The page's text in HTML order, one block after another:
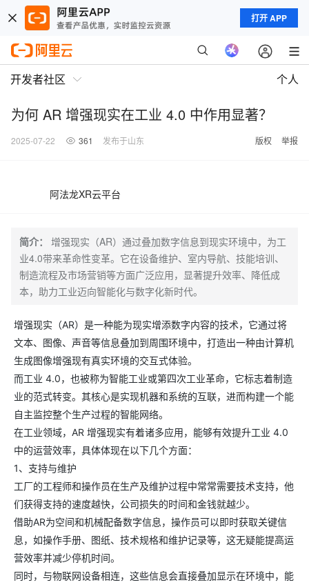
打开 APP
开发者社区 个人
为何 AR 增强现实在工业 4.0 中作用显著？
2025-07-22 361 发布于山东 版权 举报
阿法龙XR云平台
简介：
增强现实（AR）通过叠加数字信息到现实环境中，为工
业4.0带来革命性变革。它在设备维护、室内导航、技能培训、
制造流程及市场营销等方面广泛应用，显著提升效率、降低成
本，助力工业迈向智能化与数字化新时代。
增强现实（AR）是一种能为现实增添数字内容的技术，它通过将
文本、图像、声音等信息叠加到周围环境中，打造出一种由计算机
生成图像增强现有真实环境的交互式体验。
而工业 4.0，也被称为智能工业或第四次工业革命，它标志着制造
业的范式转变。其核心是实现机器和系统的互联，进而构建一个能
自主监控整个生产过程的智能网络。​
在工业领域，AR 增强现实有着诸多应用，能够有效提升工业 4.0
中的运营效率，具体体现在以下几个方面：​
1、支持与维护​
工厂的工程师和操作员在生产及维护过程中常常需要技术支持，他
们获得支持的速度越快，公司损失的时间和金钱就越少。​
借助AR为空间和机械配备数字信息，操作员可以即时获取关键信
息，如操作手册、图纸、技术规格和维护记录等，这无疑能提高运
营效率并减少停机时间。​
同时，与物联网设备相连，这些信息会直接叠加显示在环境中，能